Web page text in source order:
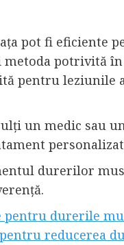
pot fi eficiente
potrivită
pentru
un medic sau
durerilor
pentru durerile
reducerea